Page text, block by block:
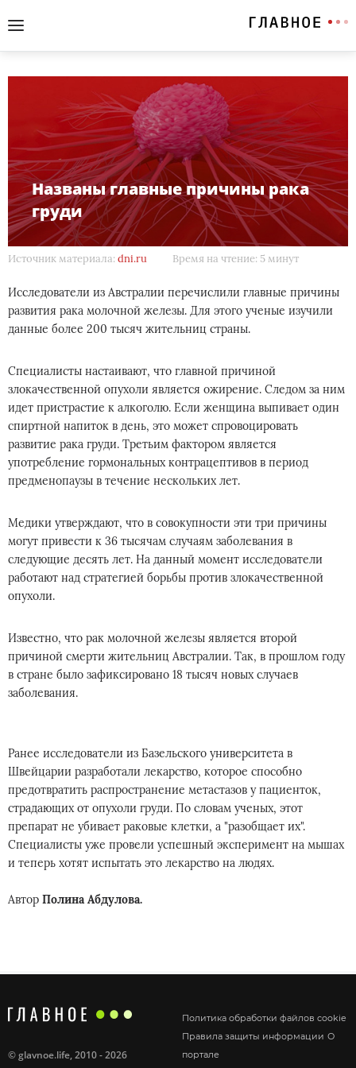
Названы главные причины рака
груди
Источник материала: dni.ru Время на чтение: 5 минут
Исследователи из Австралии перечислили главные причины
развития рака молочной железы. Для этого ученые изучили
данные более 200 тысяч жительниц страны.
Специалисты настаивают, что главной причиной
злокачественной опухоли является ожирение. Следом за ним
идет пристрастие к алкоголю. Если женщина выпивает один
спиртной напиток в день, это может спровоцировать
развитие рака груди. Третьим фактором является
употребление гормональных контрацептивов в период
предменопаузы в течение нескольких лет.
Медики утверждают, что в совокупности эти три причины
могут привести к 36 тысячам случаям заболевания в
следующие десять лет. На данный момент исследователи
работают над стратегией борьбы против злокачественной
опухоли.
Известно, что рак молочной железы является второй
причиной смерти жительниц Австралии. Так, в прошлом году
в стране было зафиксировано 18 тысяч новых случаев
заболевания.
Ранее исследователи из Базельского университета в
Швейцарии разработали лекарство, которое способно
предотвратить распространение метастазов у пациенток,
страдающих от опухоли груди. По словам ученых, этот
препарат не убивает раковые клетки, а "разобщает их".
Специалисты уже провели успешный эксперимент на мышах
и теперь хотят испытать это лекарство на людях.
Автор Полина Абдулова.
Политика обработки файлов cookie
Правила защиты информации О
портале
©glavnoe.life, 2010 - 2026